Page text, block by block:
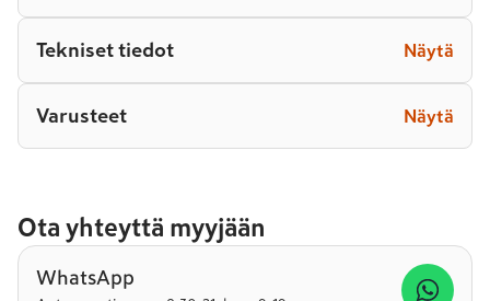
Tekniset tiedot Näytä
Varusteet Näytä
Ota yhteyttä myyjään
WhatsApp